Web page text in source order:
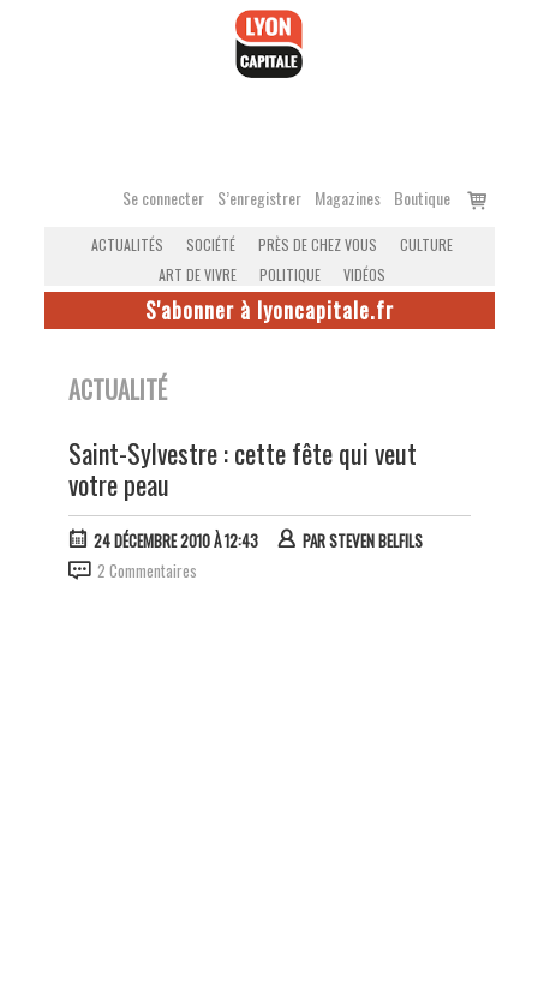
Se connecter S’enregistrer Magazines Boutique
Voir
ACTUALITÉS SOCIÉTÉ PRÈS DE CHEZ VOUS
CULTURE
ART DE VIVRE
POLITIQUE VIDÉOS
S'abonner à lyoncapitale.fr
ACTUALITÉ
Saint-Sylvestre : cette fête qui veut
votre peau
24 DÉCEMBRE 2010 À 12:43 PARSTEVEN BELFILS
2 Commentaires